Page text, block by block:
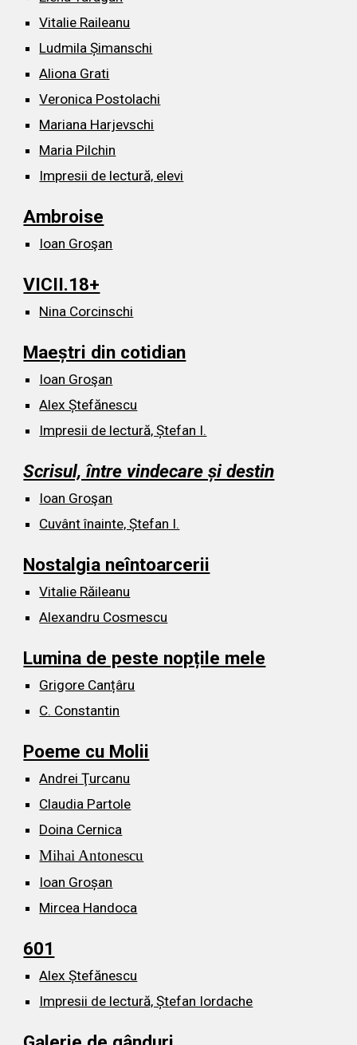
Vitalie Raileanu
Ludmila Șimanschi
Aliona Grati
Veronica Postolachi
Mariana Harjevschi
Maria Pilchin
Impresii de lectură, elevi
Ambroise
Ioan Groşan
VICII.18+
Nina Corcinschi
Maeștri din cotidian
Ioan Groşan
Alex Ștefănescu
Impresii de lectură, Ștefan I.
Scrisul, între vindecare și destin
Ioan Groşan
Cuvânt înainte, Ștefan I.
Nostalgia neîntoarcerii
Vitalie Răileanu
Alexandru Cosmescu
Lumina de peste nopțile mele
Grigore Canțâru
C. Constantin
Poeme cu Molii
Andrei Ţurcanu
Claudia Partole
Doina Cernica
Mihai Antonescu
Ioan Groșan
Mircea Handoca
601
Alex Ștefănescu
Impresii de lectură, Ștefan Iordache